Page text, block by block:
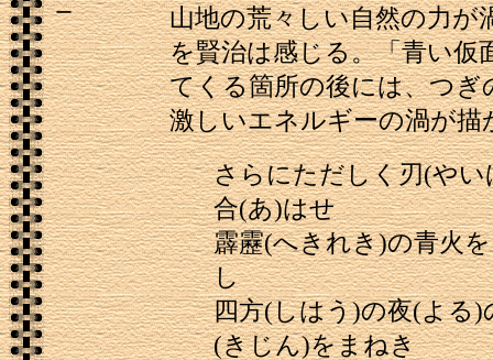
ー
山地の荒々しい自然の力が
を賢治は感じる。「青い仮
てくる箇所の後には、つぎ
激しいエネルギーの渦が描
さらにただしく刃(やい
合(あ)はせ
霹靂(へきれき)の青火
し
四方(しはう)の夜(よる)
(きじん)をまねき